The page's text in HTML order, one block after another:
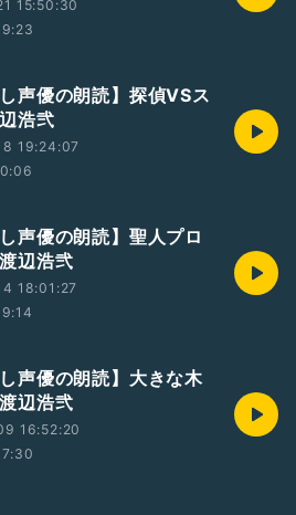
15:50:30
し声優の朗読】探偵VSス
浩弐
19:24:07
し声優の朗読】聖人プロ
辺浩弐
18:01:27
し声優の朗読】大きな木
辺浩弐
16:52:20